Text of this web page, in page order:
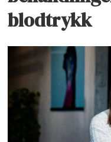
blodtrykk